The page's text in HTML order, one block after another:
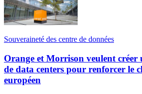
Souveraineté des centre de données
Orange et Morrison veulent créer
de data centers pour renforcer le
européen